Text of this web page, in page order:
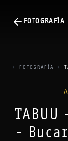
FOTOGRAFÍA
/ FOTOGRAFÍA /
-